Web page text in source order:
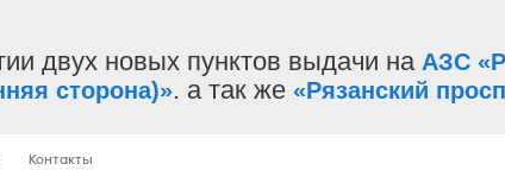
двух новых пунктов выдачи на АЗС
сторона)». а так же «Рязанский
Контакты